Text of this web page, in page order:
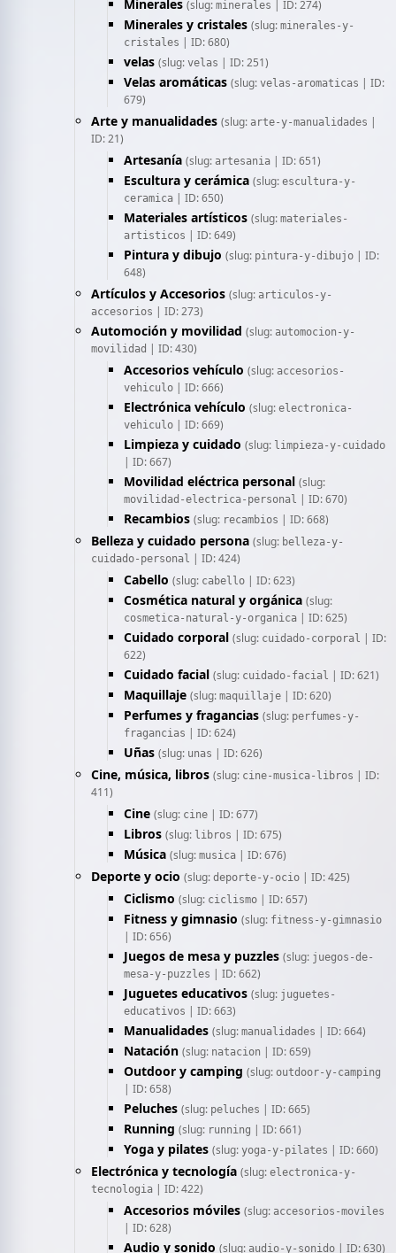
Minerales (slug: minerales | ID: 274)
Minerales y cristales (slug: minerales-y-
cristales | ID: 680)
velas (slug: velas | ID: 251)
Velas aromáticas (slug: velas-aromaticas | ID:
679)
Arte y manualidades (slug: arte-y-manualidades |
ID: 21)
Artesanía (slug: artesania | ID: 651)
Escultura y cerámica (slug: escultura-y-
ceramica | ID: 650)
Materiales artísticos (slug: materiales-
artisticos | ID: 649)
Pintura y dibujo (slug: pintura-y-dibujo | ID:
648)
Artículos y Accesorios (slug: articulos-y-
accesorios | ID: 273)
Automoción y movilidad (slug: automocion-y-
movilidad | ID: 430)
Accesorios vehículo (slug: accesorios-
vehiculo | ID: 666)
Electrónica vehículo (slug: electronica-
vehiculo | ID: 669)
Limpieza y cuidado (slug: limpieza-y-cuidado
| ID: 667)
Movilidad eléctrica personal (slug:
movilidad-electrica-personal | ID: 670)
Recambios (slug: recambios | ID: 668)
Belleza y cuidado persona (slug: belleza-y-
cuidado-personal | ID: 424)
Cabello (slug: cabello | ID: 623)
Cosmética natural y orgánica (slug:
cosmetica-natural-y-organica | ID: 625)
Cuidado corporal (slug: cuidado-corporal | ID:
622)
Cuidado facial (slug: cuidado-facial | ID: 621)
Maquillaje (slug: maquillaje | ID: 620)
Perfumes y fragancias (slug: perfumes-y-
fragancias | ID: 624)
Uñas (slug: unas | ID: 626)
Cine, música, libros (slug: cine-musica-libros | ID:
411)
Cine (slug: cine | ID: 677)
Libros (slug: libros | ID: 675)
Música (slug: musica | ID: 676)
Deporte y ocio (slug: deporte-y-ocio | ID: 425)
Ciclismo (slug: ciclismo | ID: 657)
Fitness y gimnasio (slug: fitness-y-gimnasio
| ID: 656)
Juegos de mesa y puzzles (slug: juegos-de-
mesa-y-puzzles | ID: 662)
Juguetes educativos (slug: juguetes-
educativos | ID: 663)
Manualidades (slug: manualidades | ID: 664)
Natación (slug: natacion | ID: 659)
Outdoor y camping (slug: outdoor-y-camping
| ID: 658)
Peluches (slug: peluches | ID: 665)
Running (slug: running | ID: 661)
Yoga y pilates (slug: yoga-y-pilates | ID: 660)
Electrónica y tecnología (slug: electronica-y-
tecnologia | ID: 422)
Accesorios móviles (slug: accesorios-moviles
| ID: 628)
Audio y sonido (slug: audio-y-sonido | ID: 630)